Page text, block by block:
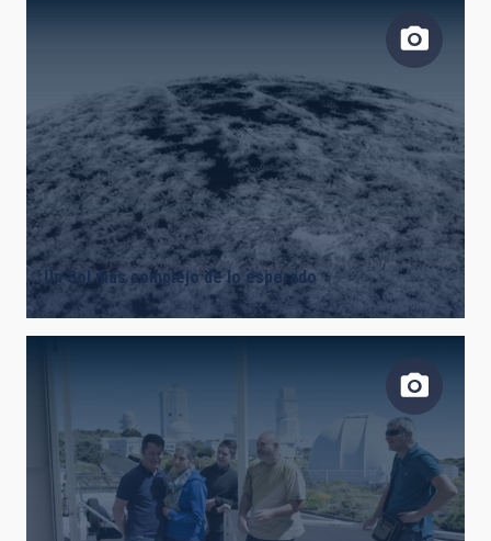
Un Sol más complejo de lo esperado